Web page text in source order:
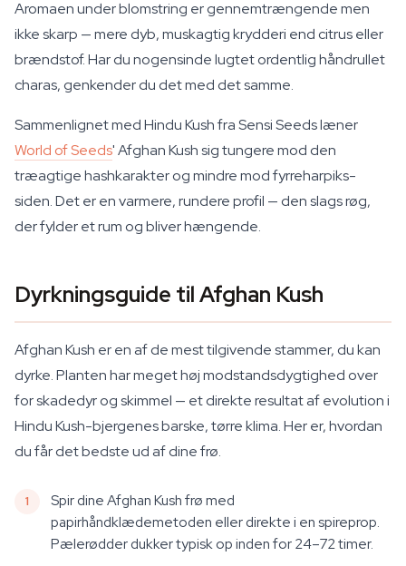
Aromaen under blomstring er gennemtrængende men
ikke skarp — mere dyb, muskagtig krydderi end citrus eller
brændstof. Har du nogensinde lugtet ordentlig håndrullet
charas, genkender du det med det samme.
Sammenlignet med Hindu Kush fra Sensi Seeds læner
World of Seeds' Afghan Kush sig tungere mod den
træagtige hashkarakter og mindre mod fyrreharpiks-
siden. Det er en varmere, rundere profil — den slags røg,
der fylder et rum og bliver hængende.
Dyrkningsguide til Afghan Kush
Afghan Kush er en af de mest tilgivende stammer, du kan
dyrke. Planten har meget høj modstandsdygtighed over
for skadedyr og skimmel — et direkte resultat af evolution i
Hindu Kush-bjergenes barske, tørre klima. Her er, hvordan
du får det bedste ud af dine frø.
Spir dine Afghan Kush frø med
papirhåndklædemetoden eller direkte i en spireprop.
Pælerødder dukker typisk op inden for 24–72 timer.